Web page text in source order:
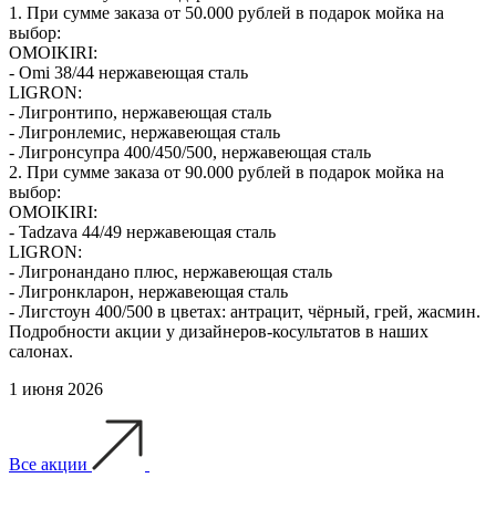
1. При сумме заказа от 50.000 рублей в подарок мойка на
выбор:
OMOIKIRI:
- Omi 38/44 нержавеющая сталь
LIGRON:
- Лигронтипо, нержавеющая сталь
- Лигронлемис, нержавеющая сталь
- Лигронсупра 400/450/500, нержавеющая сталь
2. При сумме заказа от 90.000 рублей в подарок мойка на
выбор:
OMOIKIRI:
- Tadzava 44/49 нержавеющая сталь
LIGRON:
- Лигронандано плюс, нержавеющая сталь
- Лигронкларон, нержавеющая сталь
- Лигстоун 400/500 в цветах: антрацит, чёрный, грей, жасмин.
Подробности акции у дизайнеров-косультатов в наших
салонах.
1 июня 2026
Все акции